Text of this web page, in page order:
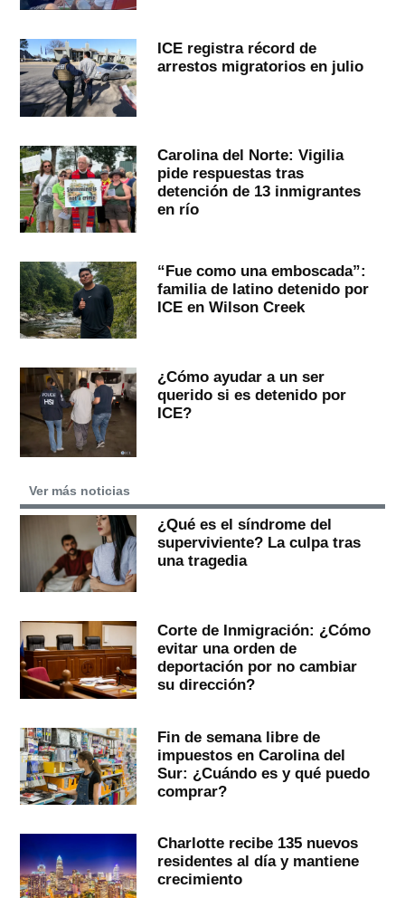
ICE registra récord de
arrestos migratorios en julio
Carolina del Norte: Vigilia
pide respuestas tras
detención de 13 inmigrantes
en río
“Fue como una emboscada”:
familia de latino detenido por
ICE en Wilson Creek
¿Cómo ayudar a un ser
querido si es detenido por
ICE?
Ver más noticias
¿Qué es el síndrome del
superviviente? La culpa tras
una tragedia
Corte de Inmigración: ¿Cómo
evitar una orden de
deportación por no cambiar
su dirección?
Fin de semana libre de
impuestos en Carolina del
Sur: ¿Cuándo es y qué puedo
comprar?
Charlotte recibe 135 nuevos
residentes al día y mantiene
crecimiento